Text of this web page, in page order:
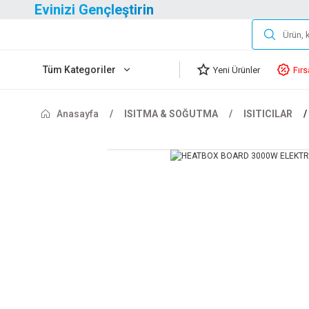
Evinizi Gençleştirin
Tüm Kategoriler Yeni Ürünler
Anasayfa ISITMA & SOĞUTMA ISITICILAR